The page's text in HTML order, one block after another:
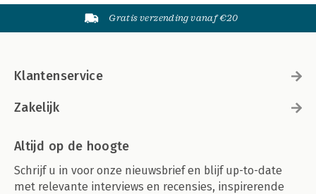
Gratis verzending vanaf €20
Klantenservice
Zakelijk
Altijd op de hoogte
Schrijf u in voor onze nieuwsbrief en blijf up-to-date
met relevante interviews en recensies, inspirerende